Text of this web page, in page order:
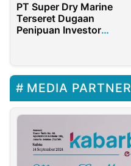
PT Super Dry Marine
Terseret Dugaan
Penipuan Investor
MEDIA PARTNER